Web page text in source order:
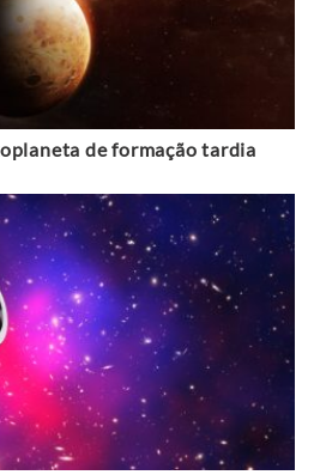
de formação tardia